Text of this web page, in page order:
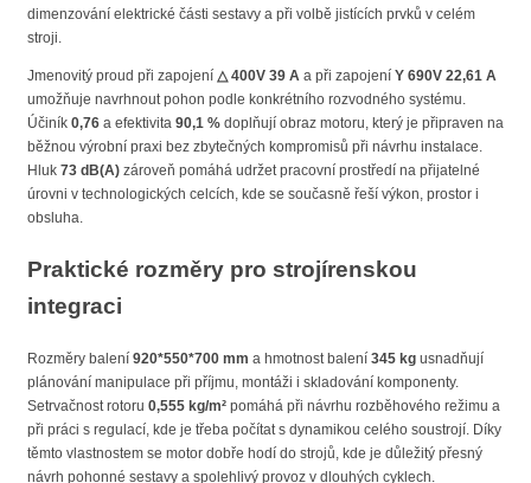
dimenzování elektrické části sestavy a při volbě jistících prvků v celém
stroji.
Jmenovitý proud při zapojení △ 400V 39 A a při zapojení Y 690V 22,61 A
umožňuje navrhnout pohon podle konkrétního rozvodného systému.
Účiník 0,76 a efektivita 90,1 % doplňují obraz motoru, který je připraven na
běžnou výrobní praxi bez zbytečných kompromisů při návrhu instalace.
Hluk 73 dB(A) zároveň pomáhá udržet pracovní prostředí na přijatelné
úrovni v technologických celcích, kde se současně řeší výkon, prostor i
obsluha.
Praktické rozměry pro strojírenskou
integraci
Rozměry balení 920*550*700 mm a hmotnost balení 345 kg usnadňují
plánování manipulace při příjmu, montáži i skladování komponenty.
Setrvačnost rotoru 0,555 kg/m² pomáhá při návrhu rozběhového režimu a
při práci s regulací, kde je třeba počítat s dynamikou celého soustrojí. Díky
těmto vlastnostem se motor dobře hodí do strojů, kde je důležitý přesný
návrh pohonné sestavy a spolehlivý provoz v dlouhých cyklech.